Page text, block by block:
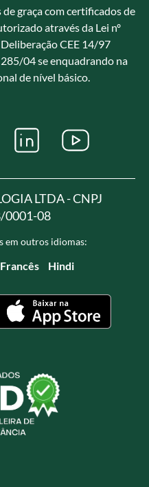
graça com certificados de
através da Lei nº
CEE 14/97
04 se enquadrando na
de nível básico.
LTDA - CNPJ
0001-08
em outros idiomas:
Francês Hindi